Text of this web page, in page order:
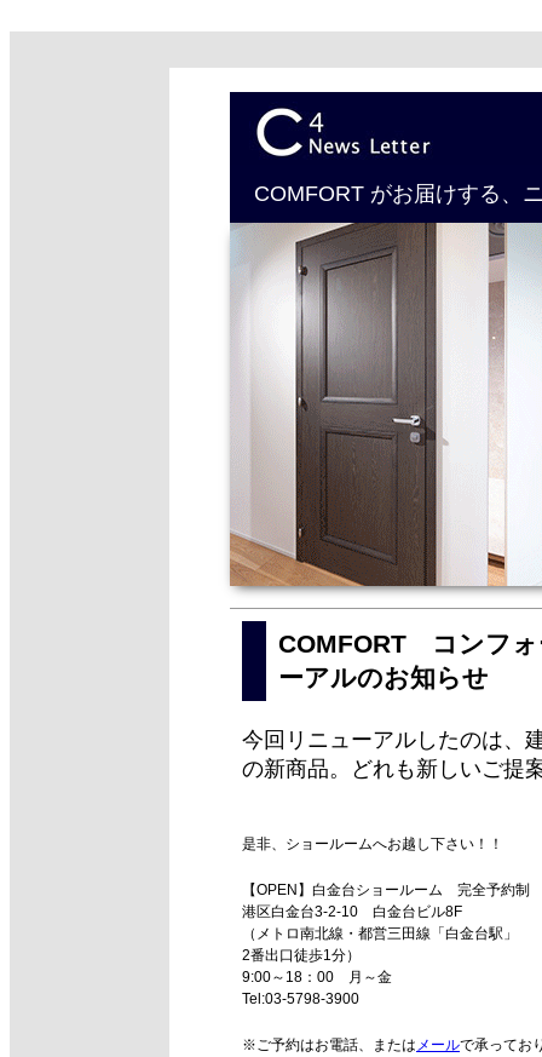
COMFORT がお届けする、
COMFORT コンフ
ーアルのお知らせ
今回リニューアルしたのは、
の新商品。どれも新しいご提
是非、ショールームへお越し下さい！！
【OPEN】白金台ショールーム 完全予約制
港区白金台3-2-10 白金台ビル8F
（メトロ南北線・都営三田線「白金台駅」
2番出口徒歩1分）
9:00～18：00 月～金
Tel:03-5798-3900
※ご予約はお電話、または メールで承ってお